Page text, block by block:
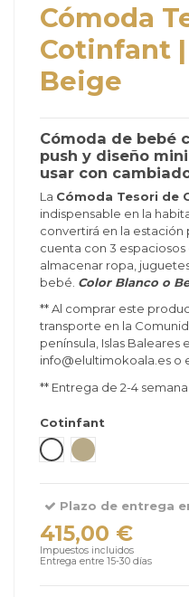
Cómoda
Cotinfant
Beige
Cómoda de bebé
push y diseño
usar con
La Cómoda Tesori de
indispensable en la
convertirá en la estación
cuenta con 3
almacenar ropa,
bebé. Color Blanco o
** Al comprar este
transporte en la
península, Islas Baleares
info@elultimokoala.es o
** Entrega de 2-4
Cotinfant
Blanco Beige
Plazo de entrega
415,00 €
Impuestos incluidos
Entrega entre 15-30 días